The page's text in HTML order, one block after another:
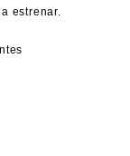
estrenar.